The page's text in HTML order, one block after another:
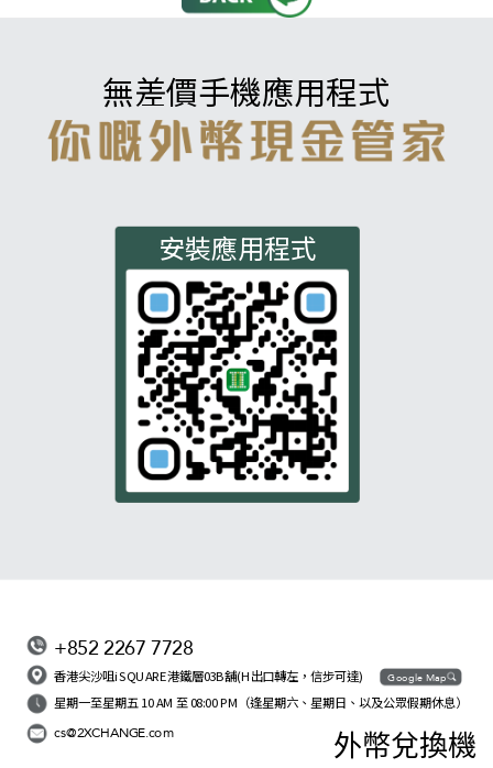
無差價手機應用程式
安裝應用程式
+852 2267 7728
香港尖沙咀iSQUARE港鐵層03B舖(H出口轉左，信步可達)
星期一至星期五 10 AM 至 08:00 PM（逢星期六、星期日、以及公眾假期休息）
cs@2XCHANGE.com
外幣兌換機
Google Map